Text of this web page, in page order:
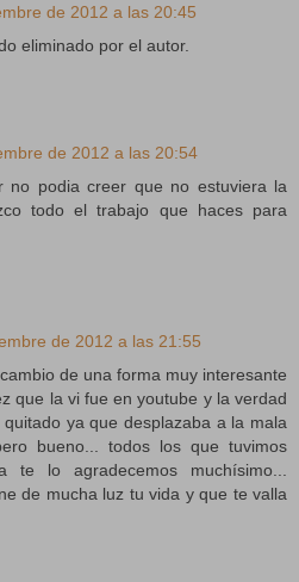
de 2012 a las 20:45
eliminado por el autor.
de 2012 a las 20:54
no podia creer que no estuviera la
todo el trabajo que haces para
de 2012 a las 21:55
de una forma muy interesante
que la vi fue en youtube y la verdad
ya que desplazaba a la mala
bueno... todos los que tuvimos
te lo agradecemos muchísimo...
de mucha luz tu vida y que te valla